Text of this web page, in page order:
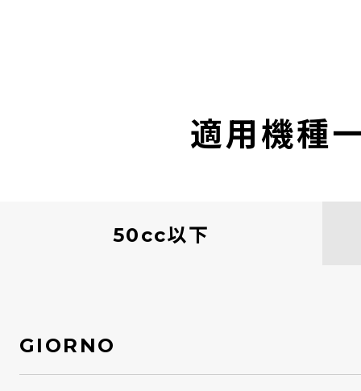
適用機種
50cc以下
GIORNO